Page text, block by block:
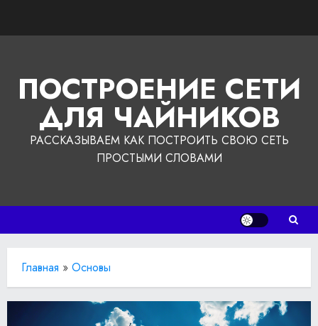
ПОСТРОЕНИЕ СЕТИ
ДЛЯ ЧАЙНИКОВ
РАССКАЗЫВАЕМ КАК ПОСТРОИТЬ СВОЮ СЕТЬ
ПРОСТЫМИ СЛОВАМИ
Главная » Основы